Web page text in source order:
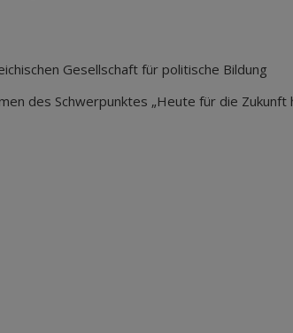
Gesellschaft für politische Bildung
des Schwerpunktes „Heute für die Zukunft